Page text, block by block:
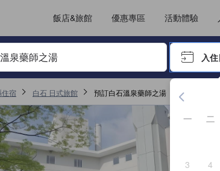
飯店&旅館 優惠專區 活動體驗
或關鍵字查詢，使用上下鍵或Tab鍵移動，並按「Enter」來選擇
入
按Enter鍵開
一 二
3
4
住宿 白石 日式旅館 預訂白石溫泉藥師之湯